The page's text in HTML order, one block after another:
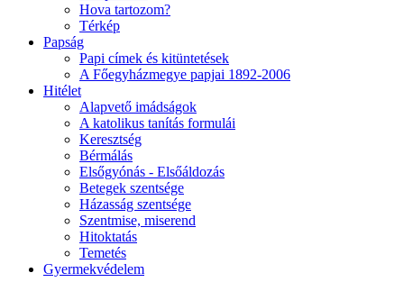
Hova tartozom?
Térkép
Papság
Papi címek és kitüntetések
A Főegyházmegye papjai 1892-2006
Hitélet
Alapvető imádságok
A katolikus tanítás formulái
Keresztség
Bérmálás
Elsőgyónás - Elsőáldozás
Betegek szentsége
Házasság szentsége
Szentmise, miserend
Hitoktatás
Temetés
Gyermekvédelem